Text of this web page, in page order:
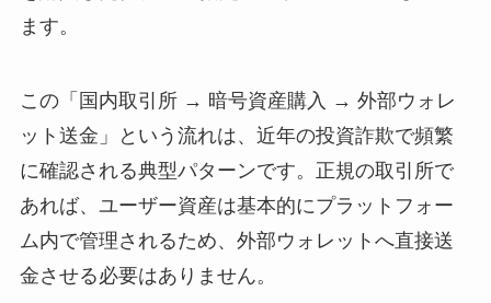
ます。
この「国内取引所 → 暗号資産購入 → 外部ウォレ
ット送金」という流れは、近年の投資詐欺で頻繁
に確認される典型パターンです。正規の取引所で
あれば、ユーザー資産は基本的にプラットフォー
ム内で管理されるため、外部ウォレットへ直接送
金させる必要はありません。